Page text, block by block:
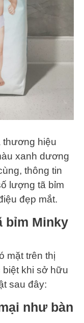
thương hiệu
xanh dương
thông tin
lượng tã bỉm
đẹp mắt.
bỉm Minky
mặt trên thị
khi sở hữu
sau đây:
như bàn